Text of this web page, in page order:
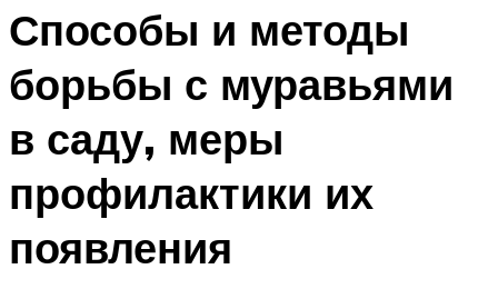
Способы и методы
борьбы с муравьями
в саду, меры
профилактики их
появления